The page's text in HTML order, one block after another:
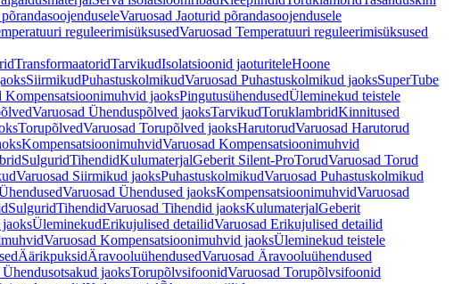
Varuosad Jaoturid põrandasoojendusele
reguleerimisüksusedVaruosad Temperatuuri reguleerimisüksused
TransformaatoridTarvikudIsolatsioonid jaoturiteleHoone
SiirmikudPuhastuskolmikudVaruosad Puhastuskolmikud jaoksSuperTube
Kompensatsioonimuhvid jaoksPingutusühendusedÜleminekud teistele
Varuosad Ühenduspõlved jaoksTarvikudToruklambridKinnitused
TorupõlvedVaruosad Torupõlved jaoksHarutorudVaruosad Harutorud
KompensatsioonimuhvidVaruosad Kompensatsioonimuhvid
SulguridTihendidKulumaterjalGeberit Silent-ProTorudVaruosad Torud
Varuosad Siirmikud jaoksPuhastuskolmikudVaruosad Puhastuskolmikud
Varuosad Ühendused jaoksKompensatsioonimuhvidVaruosad
SulguridTihendidVaruosad Tihendid jaoksKulumaterjalGeberit
ÜleminekudErikujulised detailidVaruosad Erikujulised detailid
Varuosad Kompensatsioonimuhvid jaoksÜleminekud teistele
ÄärikpuksidÄravooluühendusedVaruosad Äravooluühendused
jaoksTorupõlvsifoonidVaruosad Torupõlvsifoonid